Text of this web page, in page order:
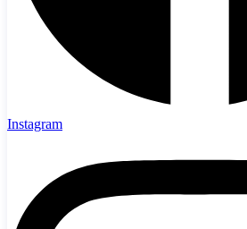
Instagram